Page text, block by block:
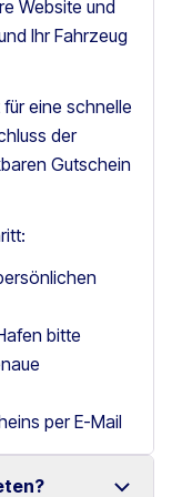
Website und
Ihr Fahrzeug
eine schnelle
der
Gutschein
bitte
per E-Mail